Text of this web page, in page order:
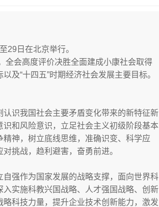
29日在北京举行。
全会高度评价决胜全面建成小康社会取得
及“十四五”时期经济社会发展主要目标。
识我国社会主要矛盾变化带来的新特征新
和风险意识，立足社会主义初级阶段基本
神，树立底线思维，准确识变、科学应
挑战，趋利避害，奋勇前进。
强作为国家发展的战略支撑，面向世界科
实施科教兴国战略、人才强国战略、创新
科技力量，提升企业技术创新能力，激发